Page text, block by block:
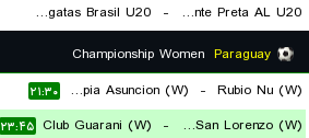
Ponte Preta AL U20
-
Clube de Regatas Brasil U20
۲۱:۳۰ Paraguay
Rubio Nu (W)
-
Olimpia Asuncion (W) ۲۱:۳۰
Sportivo San Lorenzo (W)
-
Club Guarani (W) ۲۳:۴۵